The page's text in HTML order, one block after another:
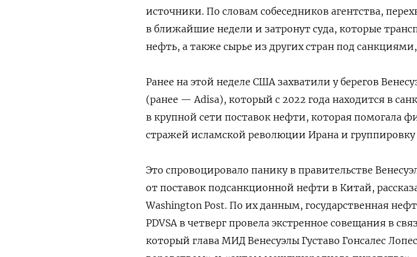
источники. По словам собеседников агентства,
в ближайшие недели и затронут суда, которые
нефть, а также сырье из других стран под
Ранее на этой неделе США захватили у берегов
(ранее — Adisa), который с 2022 года находится в
в крупной сети поставок нефти, которая помогала
стражей исламской революции Ирана и группировку
Это спровоцировало панику в правительстве
от поставок подсанкционной нефти в Китай,
Washington Post. По их данным, государственная
PDVSA в четверг провела экстренное совещания в
который глава МИД Венесуэлы Густаво Гонсалес